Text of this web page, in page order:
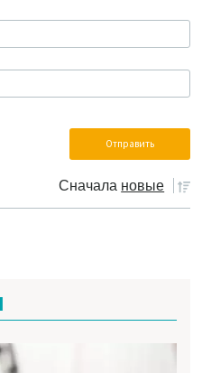
Сначала новые